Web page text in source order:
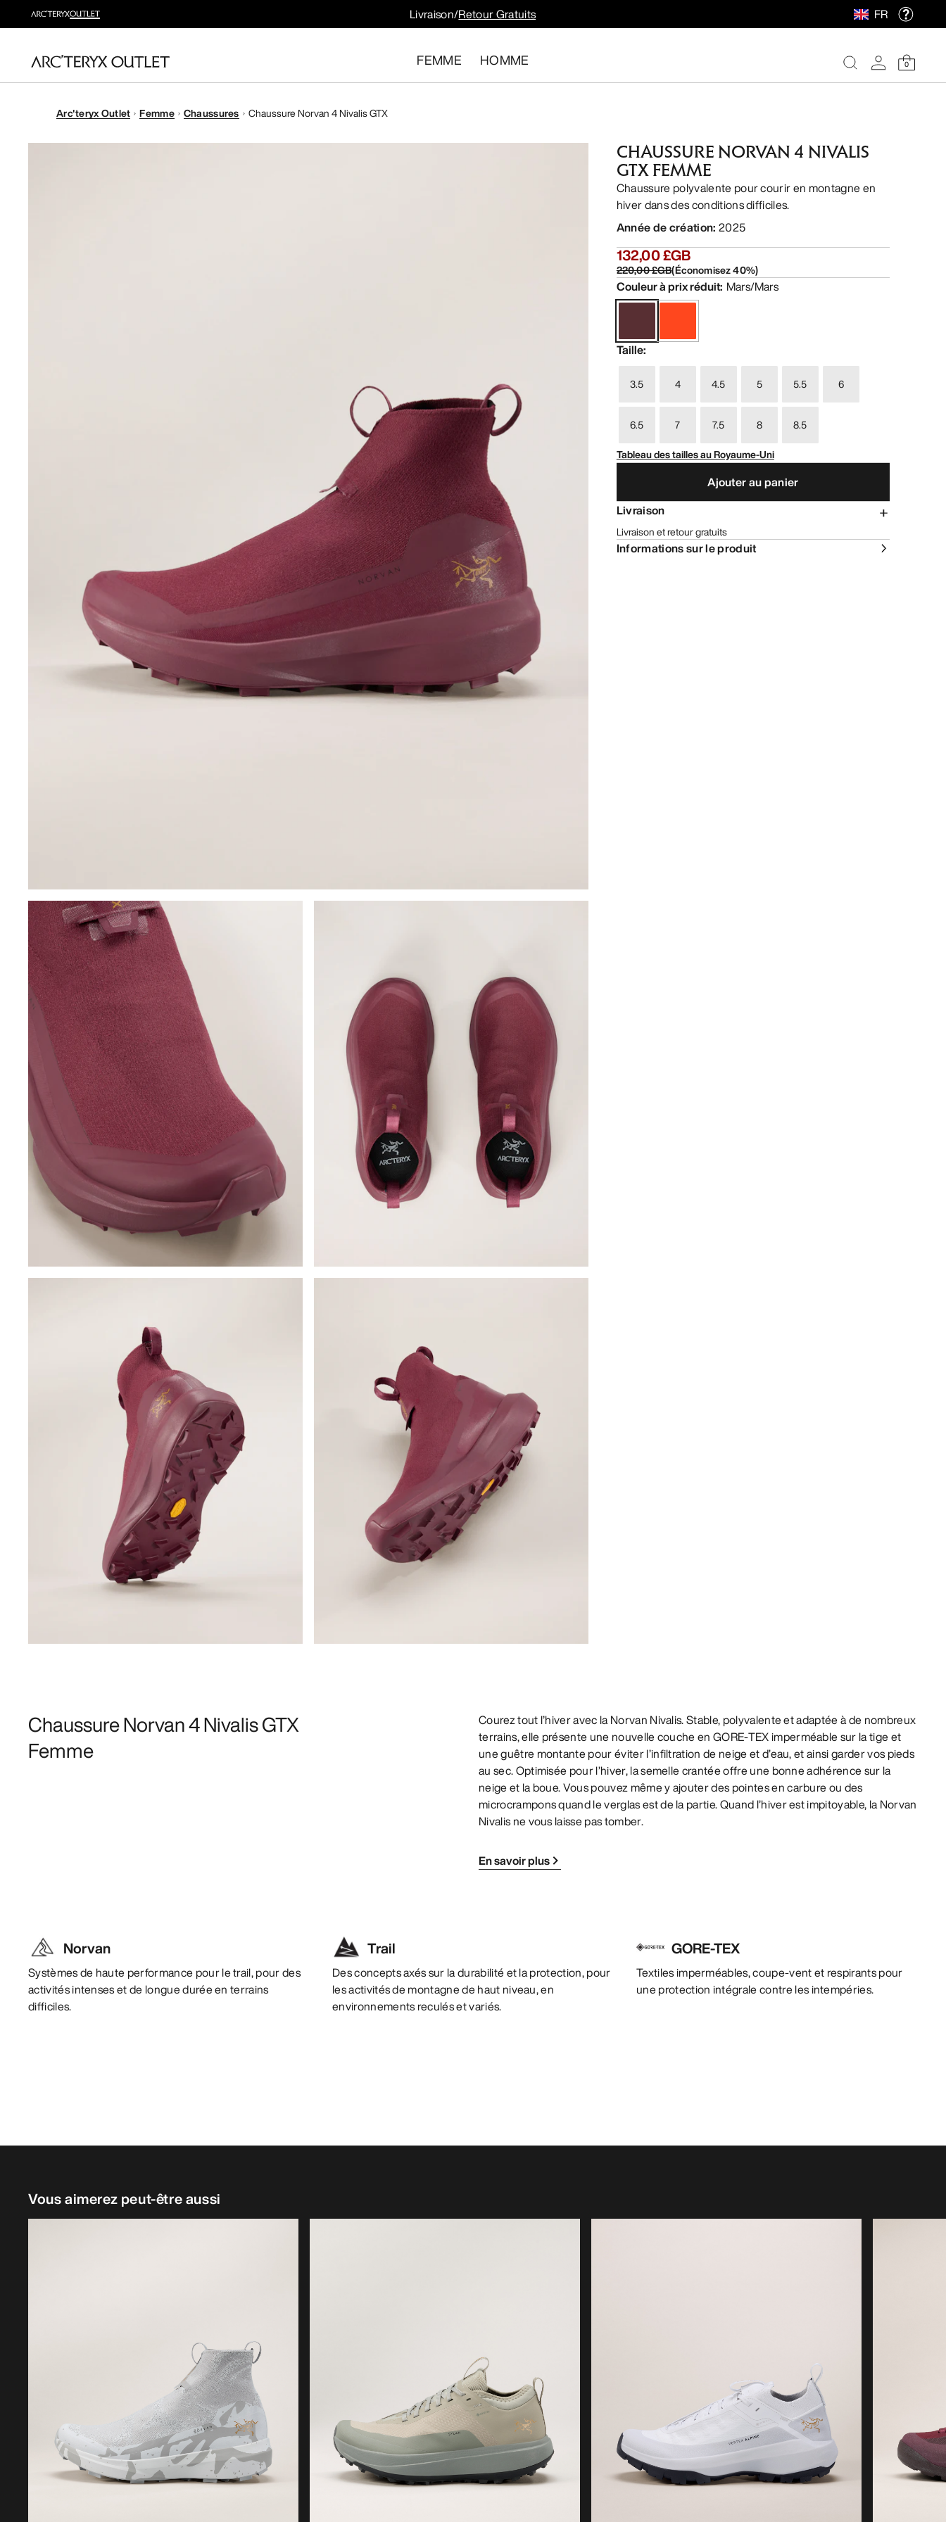
Livraison/Retour Gratuits FR
FEMME HOMME 0
Arc'teryx Outlet Femme Chaussures Chaussure Norvan 4 Nivalis GTX
CHAUSSURE NORVAN 4 NIVALIS
GTX FEMME
Chaussure polyvalente pour courir en montagne en
hiver dans des conditions difficiles.
Année de création: 2025
132,00 £GB
220,00 £GB(Économisez40%)
Couleur à prix réduit: Mars/Mars
Taille:
3.5 4 4.5 5 5.5 6
6.5 7 7.5 8
8.5
Tableau des tailles au Royaume-Uni
Ajouter au panier
Livraison
Livraison et retour gratuits
Informations sur le produit
Chaussure Norvan 4 Nivalis GTX
Femme
Courez tout l’hiver avec la Norvan Nivalis. Stable, polyvalente et adaptée à de nombreux
terrains, elle présente une nouvelle couche en GORE-TEX imperméable sur la tige et
une guêtre montante pour éviter l’infiltration de neige et d’eau, et ainsi garder vos pieds
au sec. Optimisée pour l’hiver, la semelle crantée offre une bonne adhérence sur la
neige et la boue. Vous pouvez même y ajouter des pointes en carbure ou des
microcrampons quand le verglas est de la partie. Quand l’hiver est impitoyable, la Norvan
Nivalis ne vous laisse pas tomber.
En savoir plus
Norvan
Systèmes de haute performance pour le trail, pour des
activités intenses et de longue durée en terrains
difficiles.
Trail
Des concepts axés sur la durabilité et la protection, pour
les activités de montagne de haut niveau, en
environnements reculés et variés.
GORE-TEX
Textiles imperméables, coupe-vent et respirants pour
une protection intégrale contre les intempéries.
Vous aimerez peut-être aussi